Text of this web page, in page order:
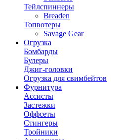
Тейлспиннеры
Breaden
Топвотеры
Savage Gear
Огрузка
Бомбарды
Булеры
Джиг-головки
Огрузка для свимбейтов
Фурнитура
Ассисты
Застежки
Оффсеты
Стингеры
Тройники